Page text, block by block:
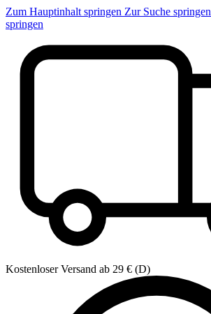
Zum Hauptinhalt springen Zur Suche springen
springen
Kostenloser Versand ab 29 € (D)